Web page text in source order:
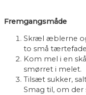
Fremgangsmåde
Skræl æblerne
to små tærtefade
Kom mel i en
smørret i melet.
Tilsæt sukker,
Smag til, om der